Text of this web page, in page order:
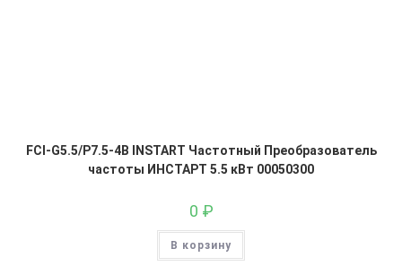
FCI-G5.5/P7.5-4B INSTART Частотный Преобразователь
частоты ИНСТАРТ 5.5 кВт 00050300
0 ₽
В корзину